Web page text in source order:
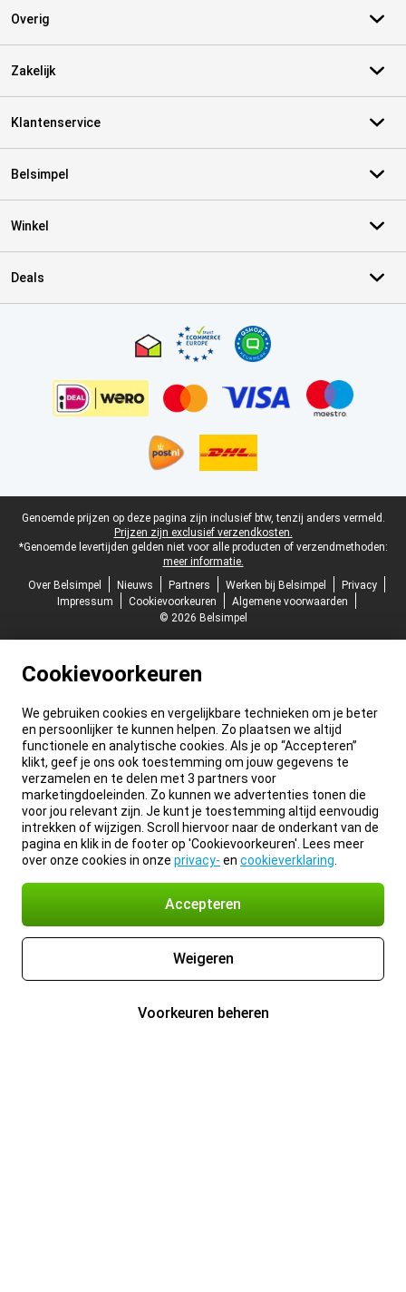
Overig
Zakelijk
Klantenservice
Belsimpel
Winkel
Deals
Juridische voettekst
Genoemde prijzen op deze pagina zijn inclusief btw, tenzij anders vermeld.
Prijzen zijn exclusief verzendkosten.
*Genoemde levertijden gelden niet voor alle producten of verzendmethoden:
meer informatie.
Over Belsimpel
Nieuws Partners Werken bij Belsimpel
Privacy
Impressum
Cookievoorkeuren
Algemene voorwaarden
© 2026 Belsimpel
Cookievoorkeuren
We gebruiken cookies en vergelijkbare technieken om je beter
en persoonlijker te kunnen helpen. Zo plaatsen we altijd
functionele en analytische cookies. Als je op “Accepteren”
klikt, geef je ons ook toestemming om jouw gegevens te
verzamelen en te delen met 3 partners voor
marketingdoeleinden. Zo kunnen we advertenties tonen die
voor jou relevant zijn. Je kunt je toestemming altijd eenvoudig
intrekken of wijzigen. Scroll hiervoor naar de onderkant van de
pagina en klik in de footer op 'Cookievoorkeuren'. Lees meer
over onze cookies in onze privacy- en cookieverklaring
Accepteren
Weigeren
Voorkeuren beheren